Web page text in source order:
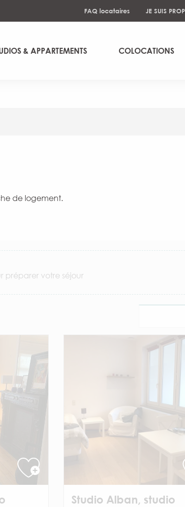
FAQ locataires JE SUIS
& APPARTEMENTS COLOCATIONS
favoris
de logement.
préparer votre séjour
Studio Alban, studio